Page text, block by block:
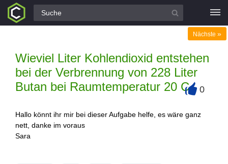
Alle Fragen
Wieviel Liter Kohlendioxid entstehen
bei der Verbrennung von 228 Liter
Butan bei Raumtemperatur 20 C
Nächste »
0
Hallo könnt ihr mir bei dieser Aufgabe helfe, es wäre ganz
nett, danke im voraus
Sara